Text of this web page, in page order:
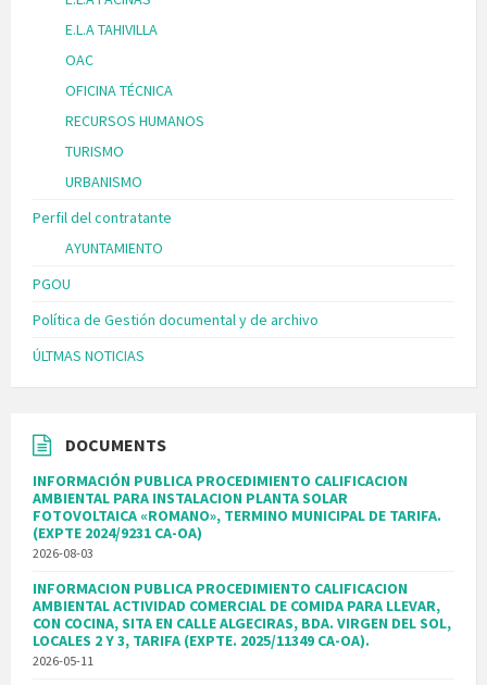
E.L.A TAHIVILLA
OAC
OFICINA TÉCNICA
RECURSOS HUMANOS
TURISMO
URBANISMO
Perfil del contratante
AYUNTAMIENTO
PGOU
Política de Gestión documental y de archivo
ÚLTMAS NOTICIAS
DOCUMENTS
INFORMACIÓN PUBLICA PROCEDIMIENTO CALIFICACION
AMBIENTAL PARA INSTALACION PLANTA SOLAR
FOTOVOLTAICA «ROMANO», TERMINO MUNICIPAL DE TARIFA.
(EXPTE 2024/9231 CA-OA)
2026-08-03
INFORMACION PUBLICA PROCEDIMIENTO CALIFICACION
AMBIENTAL ACTIVIDAD COMERCIAL DE COMIDA PARA LLEVAR,
CON COCINA, SITA EN CALLE ALGECIRAS, BDA. VIRGEN DEL SOL,
LOCALES 2 Y 3, TARIFA (EXPTE. 2025/11349 CA-OA).
2026-05-11